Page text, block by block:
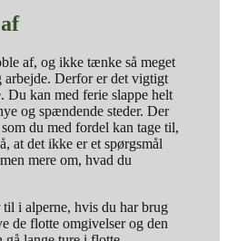
af, og ikke tænke så meget
arbejde. Derfor er det vigtigt
Du kan med ferie slappe helt
og spændende steder. Der
du med fordel kan tage til,
at det ikke er et spørgsmål
mere om, hvad du
i alperne, hvis du har brug
de flotte omgivelser og den